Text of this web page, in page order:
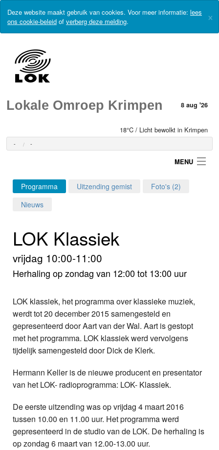
Deze website maakt gebruik van cookies. Voor meer informatie: lees
ons cookie-beleid of verberg deze melding. ×
Lokale Omroep Krimpen 8 aug '26
18°C / Licht bewolkt in Krimpen
- -
MENU
Login
Programma's
Nieuws
Video
Webcam
Programma Uitzending gemist
Foto's (2)
Nieuws
LOK Klassiek
vrijdag 10:00-11:00
Herhaling op zondag van 12:00 tot 13:00 uur
LOK klassiek, het programma over klassieke muziek,
werdt tot 20 december 2015 samengesteld en
gepresenteerd door Aart van der Wal. Aart is gestopt
met het programma. LOK klassiek werd vervolgens
tijdelijk samengesteld door Dick de Klerk.
Hermann Keller is de nieuwe producent en presentator
van het LOK- radioprogramma: LOK- Klassiek.
De eerste uitzending was op vrijdag 4 maart 2016
tussen 10.00 en 11.00 uur. Het programma werd
gepresenteerd in de studio van de LOK. De herhaling is
op zondag 6 maart van 12.00-13.00 uur.